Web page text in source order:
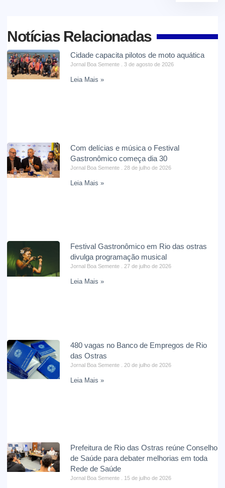
Notícias Relacionadas
Cidade capacita pilotos de moto aquática
Jornal Boa Semente 3 de agosto de 2026
Leia Mais »
Com delícias e música o Festival
Gastronômico começa dia 30
Jornal Boa Semente 28 de julho de 2026
Leia Mais »
Festival Gastronômico em Rio das ostras
divulga programação musical
Jornal Boa Semente 27 de julho de 2026
Leia Mais »
480 vagas no Banco de Empregos de Rio
das Ostras
Jornal Boa Semente 20 de julho de 2026
Leia Mais »
Prefeitura de Rio das Ostras reúne Conselho
de Saúde para debater melhorias em toda
Rede de Saúde
Jornal Boa Semente 15 de julho de 2026